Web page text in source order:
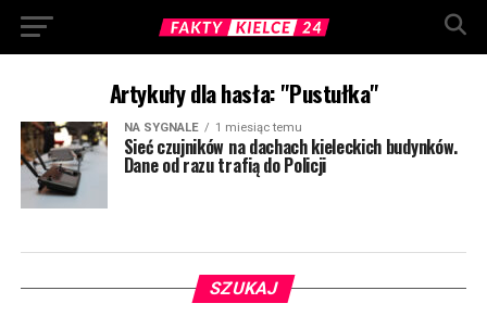
Artykuły dla hasła: "Pustułka"
NA SYGNALE 1 miesiąc temu
Sieć czujników na dachach kieleckich budynków.
Dane od razu trafią do Policji
SZUKAJ